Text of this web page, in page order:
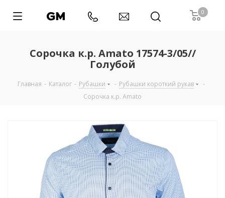
0
Сорочка к.р. Amato 17574-3/05//
Голубой
Главная - Каталог - Рубашки - Рубашки короткий рукав
-
Сорочка к.р. Amato